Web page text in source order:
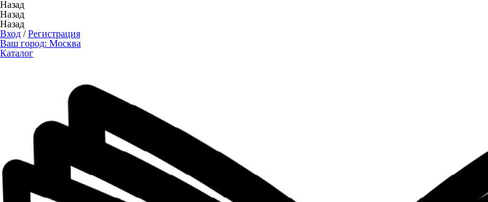
Назад
Назад
Назад
Вход /Регистрация
Ваш город: Москва
Каталог